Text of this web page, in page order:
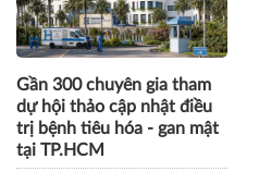
Gần 300 chuyên gia tham
dự hội thảo cập nhật điều
trị bệnh tiêu hóa - gan mật
tại TP.HCM